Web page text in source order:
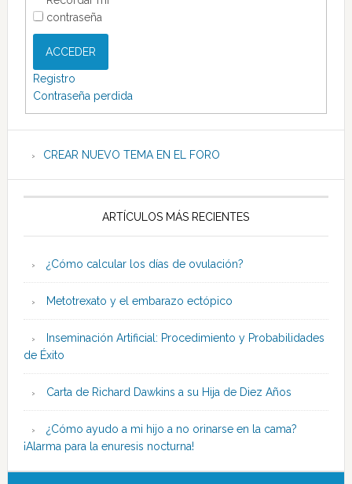
contraseña
ACCEDER
Registro
Contraseña perdida
CREAR NUEVO TEMA EN EL FORO
ARTÍCULOS MÁS RECIENTES
¿Cómo calcular los días de ovulación?
Metotrexato y el embarazo ectópico
Inseminación Artificial: Procedimiento y Probabilidades
de Éxito
Carta de Richard Dawkins a su Hija de Diez Años
¿Cómo ayudo a mi hijo a no orinarse en la cama?
¡Alarma para la enuresis nocturna!